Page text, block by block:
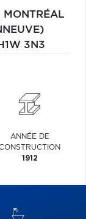
MONTRÉAL
3N3
ANNÉE DE
1912